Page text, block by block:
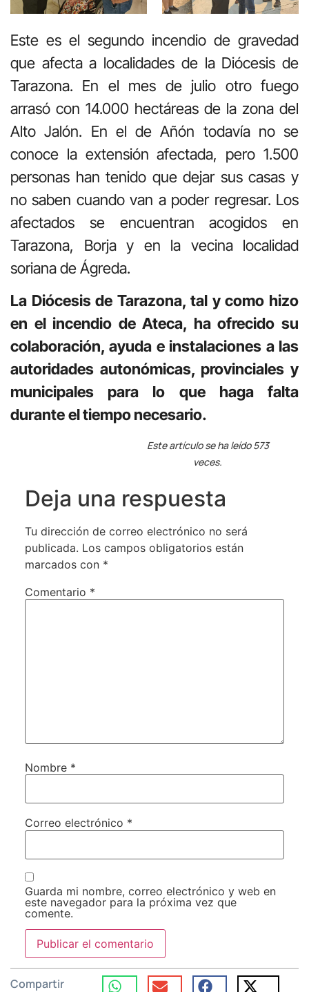
Este es el segundo incendio de gravedad
que afecta a localidades de la Diócesis de
Tarazona. En el mes de julio otro fuego
arrasó con 14.000 hectáreas de la zona del
Alto Jalón. En el de Añón todavía no se
conoce la extensión afectada, pero 1.500
personas han tenido que dejar sus casas y
no saben cuando van a poder regresar. Los
afectados se encuentran acogidos en
Tarazona, Borja y en la vecina localidad
soriana de Ágreda.
La Diócesis de Tarazona, tal y como hizo
en el incendio de Ateca, ha ofrecido su
colaboración, ayuda e instalaciones a las
autoridades autonómicas, provinciales y
municipales para lo que haga falta
duranteel tiempo necesario.
Este artículo se ha leído 573
veces.
Deja una respuesta
Tu dirección de correo electrónico no será
publicada. Los campos obligatorios están
marcados con *
Comentario *
Nombre *
Correo electrónico *
Guarda mi nombre, correo electrónico y web en
este navegador para la próxima vez que
comente.
Compartir